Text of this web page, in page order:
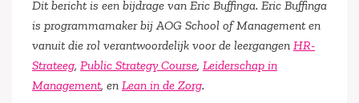
Dit bericht is een bijdrage van Eric Buffinga. Eric Buffinga
is programmamaker bij AOG School of Management en
vanuit die rol verantwoordelijk voor de leergangen HR-
Strateeg, Public Strategy Course, Leiderschap in
Management, en Lean in de Zorg.